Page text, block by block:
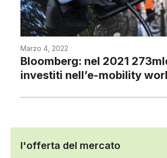
Marzo 4, 2022
Bloomberg: nel 2021
investiti nell’e-mobility
l'offerta del mercato